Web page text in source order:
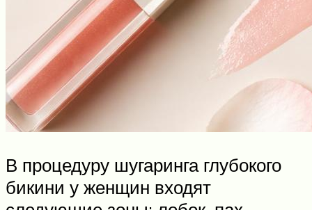
В процедуру шугаринга глубокого
бикини у женщин входят